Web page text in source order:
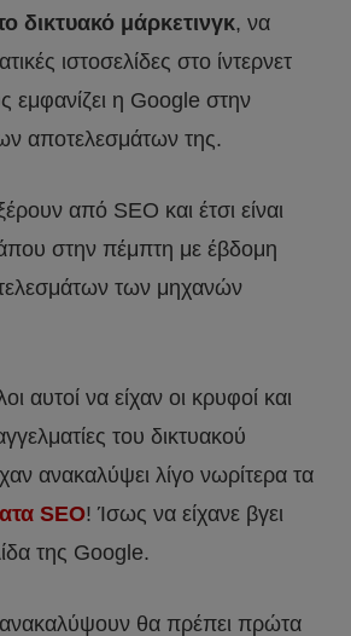
δικτυακό μάρκετινγκ, να
ιστοσελίδες στο ίντερνετ
εμφανίζει η Google στην
αποτελεσμάτων της.
από SEO και έτσι είναι
στην πέμπτη με έβδομη
των μηχανών
αυτοί να είχαν οι κρυφοί και
του δικτυακού
ανακαλύψει λίγο νωρίτερα τα
SEO! Ίσως να είχανε βγει
της Google.
θα πρέπει πρώτα